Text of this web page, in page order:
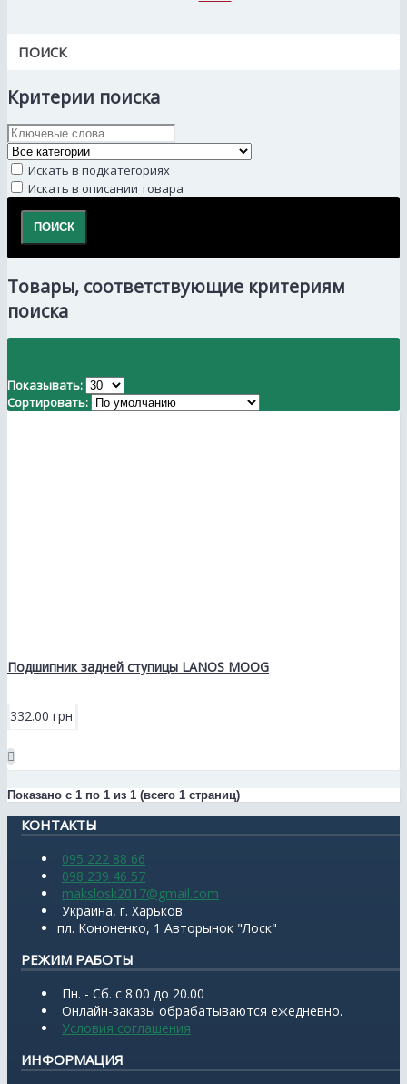
ПОИСК
Критерии поиска
Искать в подкатегориях
Искать в описании товара
Товары, соответствующие критериям
поиска
Показывать:
Сортировать:
Подшипник задней ступицы LANOS MOOG
332.00 грн.
Показано с 1 по 1 из 1 (всего 1 страниц)
КОНТАКТЫ
095 222 88 66
098 239 46 57
makslosk2017@gmail.com
Украина, г. Харьков
пл. Кононенко, 1 Авторынок "Лоск"
РЕЖИМ РАБОТЫ
Пн. - Сб. с 8.00 до 20.00
Онлайн-заказы обрабатываются ежедневно.
Условия соглашения
ИНФОРМАЦИЯ